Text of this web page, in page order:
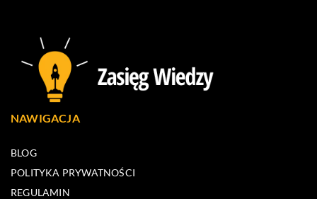
NAWIGACJA
BLOG
POLITYKA PRYWATNOŚCI
REGULAMIN